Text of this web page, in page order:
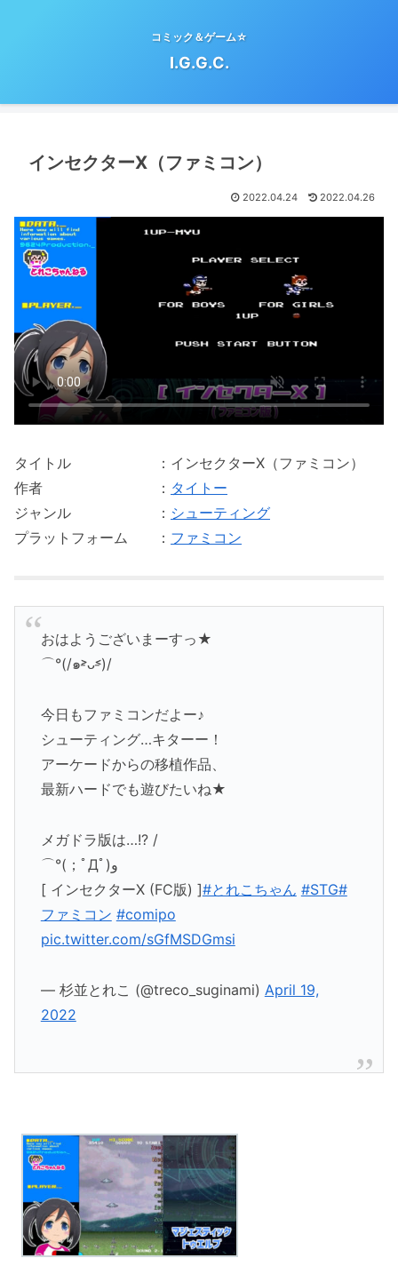
コミック＆ゲーム☆
I.G.G.C.
インセクターX（ファミコン）
2022.04.24 2022.04.26
タイトル ：インセクターX（ファミコン）
作者 ： タイトー
ジャンル ： シューティング
プラットフォーム ： ファミコン
おはようございまーすっ★
⌒°(/๑˃̵ᴗ˂̵)/
今日もファミコンだよー♪
シューティング…キターー！
アーケードからの移植作品、
最新ハードでも遊びたいね★
メガドラ版は…!? /
⌒°(；ﾟДﾟ)و
[ インセクターX (FC版) ]#とれこちゃん #STG#
ファミコン #comipo
pic.twitter.com/sGfMSDGmsi
— 杉並とれこ (@treco_suginami) April 19,
2022